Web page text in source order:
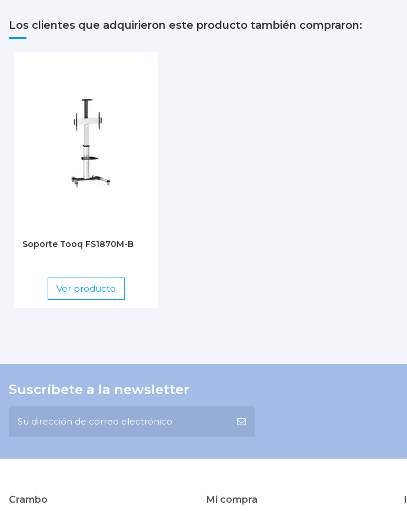
Los clientes que adquirieron este producto también compraron:
Soporte Tooq FS1870M-B
Ver producto
Suscríbete a la newsletter
Crambo Mi compra